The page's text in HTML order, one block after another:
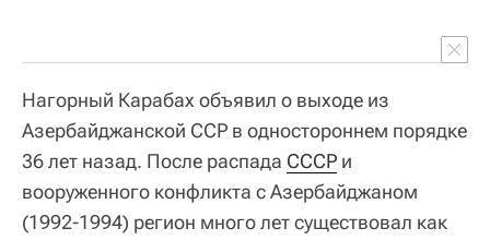
Нагорный Карабах объявил о выходе из
Азербайджанской ССР в одностороннем порядке
36 лет назад. После распада СССР и
вооруженного конфликта с Азербайджаном
(1992-1994) регион много лет существовал как